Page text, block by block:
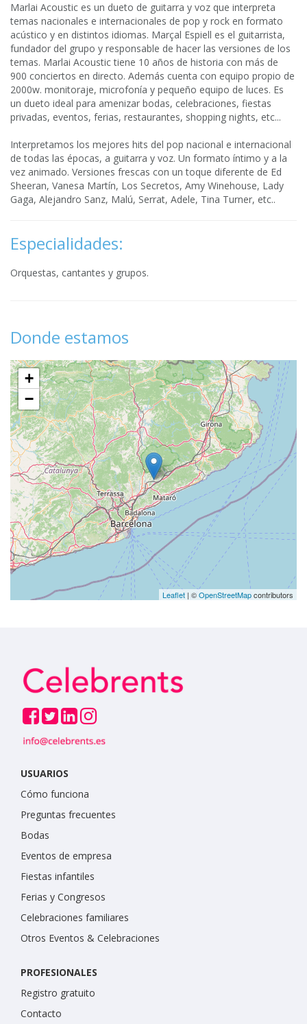
Marlai Acoustic es un dueto de guitarra y voz que interpreta
temas nacionales e internacionales de pop y rock en formato
acústico y en distintos idiomas. Marçal Espiell es el guitarrista,
fundador del grupo y responsable de hacer las versiones de los
temas. Marlai Acoustic tiene 10 años de historia con más de
900 conciertos en directo. Además cuenta con equipo propio de
2000w. monitoraje, microfonía y pequeño equipo de luces. Es
un dueto ideal para amenizar bodas, celebraciones, fiestas
privadas, eventos, ferias, restaurantes, shopping nights, etc...
Interpretamos los mejores hits del pop nacional e internacional
de todas las épocas, a guitarra y voz. Un formato íntimo y a la
vez animado. Versiones frescas con un toque diferente de Ed
Sheeran, Vanesa Martín, Los Secretos, Amy Winehouse, Lady
Gaga, Alejandro Sanz, Malú, Serrat, Adele, Tina Turner, etc..
Especialidades:
Orquestas, cantantes y grupos.
Donde estamos
+
−
Leaflet | ©OpenStreetMapcontributors
USUARIOS
Cómo funciona
Preguntas frecuentes
Bodas
Eventos de empresa
Fiestas infantiles
Ferias y Congresos
Celebraciones familiares
Otros Eventos & Celebraciones
PROFESIONALES
Registro gratuito
Contacto